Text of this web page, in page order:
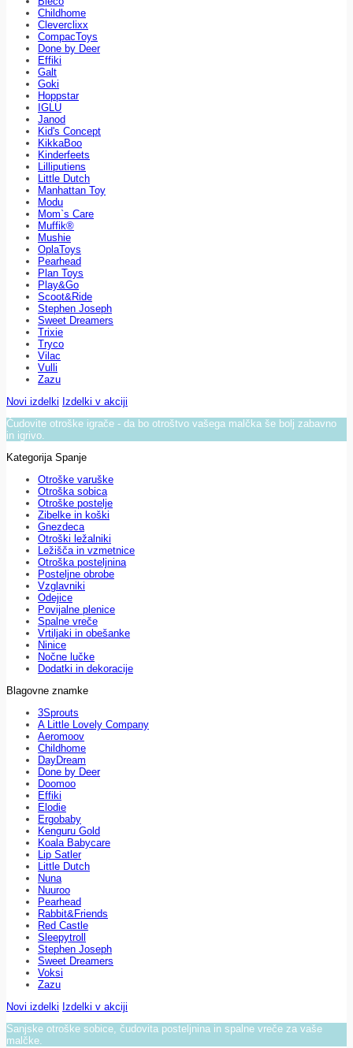
Childhome
Cleverclixx
CompacToys
Done by Deer
Effiki
Galt
Goki
Hoppstar
IGLU
Janod
Kid's Concept
KikkaBoo
Kinderfeets
Lilliputiens
Little Dutch
Manhattan Toy
Modu
Mom`s Care
Muffik®
Mushie
OplaToys
Pearhead
Plan Toys
Play&Go
Scoot&Ride
Stephen Joseph
Sweet Dreamers
Trixie
Tryco
Vilac
Vulli
Zazu
Novi izdelki Izdelki v akciji
Čudovite otroške igrače - da bo otroštvo vašega malčka še bolj zabavno
in igrivo.
Kategorija Spanje
Otroške varuške
Otroška sobica
Otroške postelje
Zibelke in koški
Gnezdeca
Otroški ležalniki
Ležišča in vzmetnice
Otroška posteljnina
Posteljne obrobe
Vzglavniki
Odejice
Povijalne plenice
Spalne vreče
Vrtiljaki in obešanke
Ninice
Nočne lučke
Dodatki in dekoracije
Blagovne znamke
3Sprouts
A Little Lovely Company
Aeromoov
Childhome
DayDream
Done by Deer
Doomoo
Effiki
Elodie
Ergobaby
Kenguru Gold
Koala Babycare
Lip Satler
Little Dutch
Nuna
Nuuroo
Pearhead
Rabbit&Friends
Red Castle
Sleepytroll
Stephen Joseph
Sweet Dreamers
Voksi
Zazu
Novi izdelki Izdelki v akciji
Sanjske otroške sobice, čudovita posteljnina in spalne vreče za vaše
malčke.